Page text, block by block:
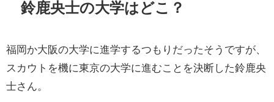
鈴鹿央士の大学はどこ？
福岡か大阪の大学に進学するつもりだったそうですが、
スカウトを機に東京の大学に進むことを決断した鈴鹿央
士さん。